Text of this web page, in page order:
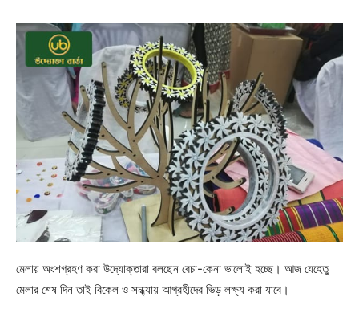
মেলায় অংশগ্রহণ করা উদ্যোক্তারা বলছেন বেচা-কেনা ভালোই হচ্ছে। আজ যেহেতু
মেলার শেষ দিন তাই বিকেল ও সন্ধ্যায় আগ্রহীদের ভিড় লক্ষ্য করা যাবে।